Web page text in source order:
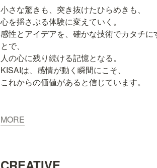
小さな驚きも、突き抜けたひらめきも、
心を揺さぶる体験に変えていく。
感性とアイデアを、確かな技術でカタチに
とで、
人の心に残り続ける記憶となる。
KISAIは、感情が動く瞬間にこそ、
これからの価値があると信じています。
MORE